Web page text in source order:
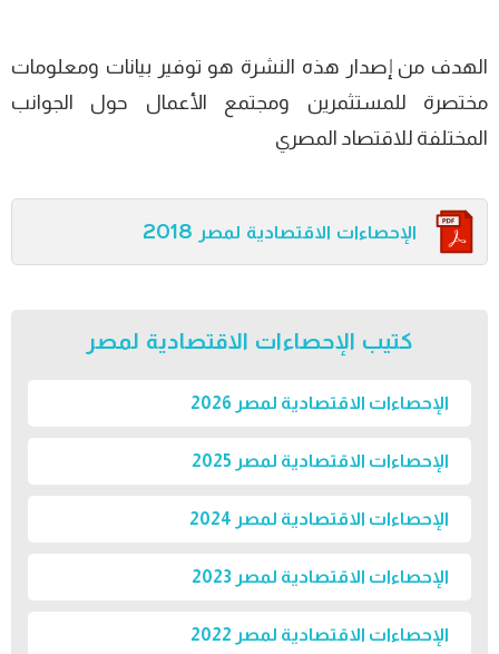
الهدف من إصدار هذه النشرة هو توفير بيانات ومعلومات
مختصرة للمستثمرين ومجتمع الأعمال حول الجوانب
المختلفة للاقتصاد المصري
الإحصاءات الاقتصادية لمصر 2018
كتيب الإحصاءات الاقتصادية لمصر
الإحصاءات الاقتصادية لمصر 2026
الإحصاءات الاقتصادية لمصر 2025
الإحصاءات الاقتصادية لمصر 2024
الإحصاءات الاقتصادية لمصر 2023
الإحصاءات الاقتصادية لمصر 2022